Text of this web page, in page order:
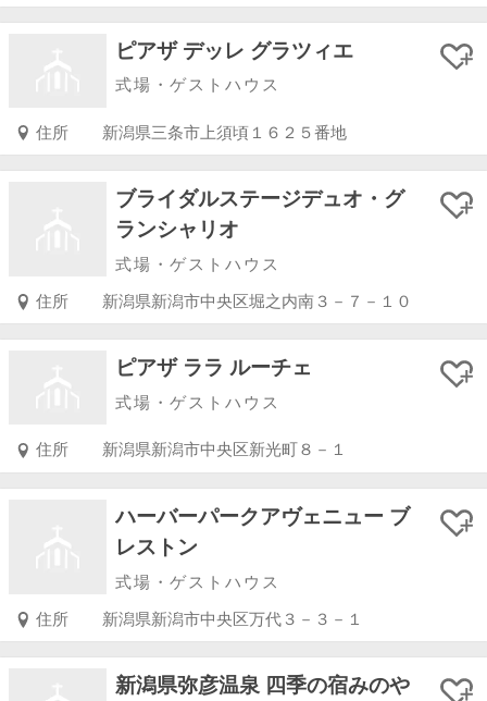
ピアザ デッレ グラツィエ
式場・ゲストハウス
住所 新潟県三条市上須頃１６２５番地
ブライダルステージデュオ・グ
ランシャリオ
式場・ゲストハウス
住所 新潟県新潟市中央区堀之内南３－７－１０
ピアザ ララ ルーチェ
式場・ゲストハウス
住所 新潟県新潟市中央区新光町８－１
ハーバーパークアヴェニュー ブ
レストン
式場・ゲストハウス
住所 新潟県新潟市中央区万代３－３－１
新潟県弥彦温泉 四季の宿みのや